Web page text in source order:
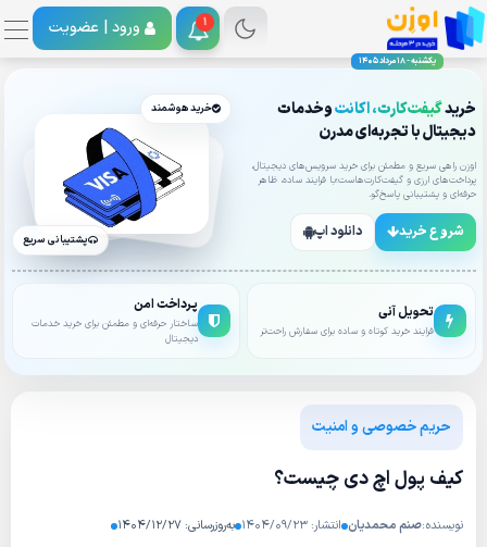
یکشنبه - 18 مرداد 1405
1 ورود | عضویت
خریدگیفت‌کارت، اکانتوخدمات
دیجیتال با تجربه‌ای مدرن
اوزن راهی سریع و مطمئن برای خرید سرویس‌های دیجیتال،
پرداخت‌های ارزی و گیفت‌کارت‌هاست؛با فرایند ساده، ظاهر
حرفه‌ای و پشتیبانی پاسخ‌گو.
شروع خرید دانلود اپ
خرید هوشمند
پشتیبانی سریع
تحویل آنی
فرایند خرید کوتاه و ساده برای سفارش راحت‌تر
پرداخت امن
ساختار حرفه‌ای و مطمئن برای خرید خدمات
دیجیتال
حریم خصوصی و امنیت
کیف پول اچ دی چیست؟
نویسنده:صنم محمدیان انتشار: ۱۴۰۴/۰۹/۲۳
به‌روزرسانی: ۱۴۰۴/۱۲/۲۷